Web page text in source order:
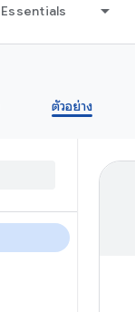
Essentials
ตัวอย่าง